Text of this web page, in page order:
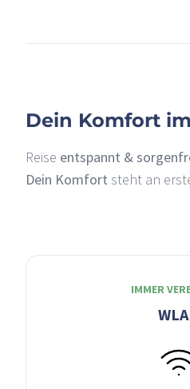
Dein Komfort
Reise entspannt &
Dein Komfort steht an
IMMER